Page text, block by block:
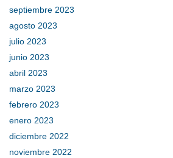
septiembre 2023
agosto 2023
julio 2023
junio 2023
abril 2023
marzo 2023
febrero 2023
enero 2023
diciembre 2022
noviembre 2022